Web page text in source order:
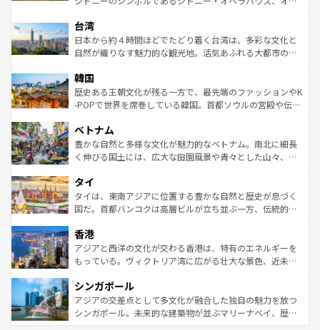
情報は
人々、おいしいローカルフードやハワイアンミュージッ
ク、伝統的なフラダンスなど、すべてがハワイの魅力を彩
っている。訪れるたびに新しい発見と感動が待っているハ
はコンテンツ一覧
リアリーフや大陸中央部にそびえるウルル（エアーズロッ
ク）、タスマニアの美しい原生林やケアンズの熱帯雨林な
ど、見どころがたくさん。また、カフェやワイン、オージ
いる。アクティビティも充実しており、サーフィンやダイ
ビング、ハイキングなど、アウトドア好きにはたまらな
い。オーストラリアの多彩な魅力を存分に味わいつくそ
参照してほしい。
台湾
日本から約４時間ほどでたどり着く台湾は、多彩な文化と
自然が織りなす魅力的な観光地。活気あふれる大都市の台
ン）、静ひつな山岳地帯である台湾東部など、都市の喧騒
と山間の静けさが共存しており、訪れる人に新しい発見と
驚きをもたらしてくれる。また、奥深い台湾の食文化も魅
容にもいいと評判のスイーツなど、バラエティ豊かな料理
が味わえる。 なお、新着の台湾情報は コンテンツ一覧を参
照してほしい。
韓国
歴史ある王朝文化が残る一方で、最先端のファッションやK
-POPで世界を席巻している韓国。首都ソウルの宮殿や伝統
き、地方に足を延ばせば四季折々の自然美を楽しむことが
できる。そして、キムチや焼肉、絶品のストリートフード
まで、さまざまな韓国料理が待っている。夜には、韓国な
リティに包まれながら、韓国の多彩な魅力を心ゆくまで味
わってみてほしい。 なお、新着の韓国情報はコンテンツ一
覧を参照してほしい。
ベトナム
豊かな自然と多様な文化が魅力的なベトナム。南北に細長
く伸びる国土には、広大な田園風景や青々とした山々、世
急速な発展と共に伝統が息づく。ハノイの古い町並みやホ
ーチミン市のフランス統治時代の建物も、独特の雰囲気を
醸し出している。また、バラエティの豊かさとおいしさで
とつ。フォーやバインミー、ベトナムコーヒーなどは、ぜ
ひ現地で味わいたい。どの地域を訪れてもあたたかい人々
が旅行者を迎えてくれるので、きっと忘れられない旅にな
参照してほしい。
タイ
タイは、東南アジアに位置する豊かな自然と歴史が息づく
国だ。首都バンコクは高層ビルが立ち並ぶ一方、伝統的な
の活気が交差している。北部ではチェンマイなどの山岳地
帯で自然と触れ合い、南部ではプーケットやクラビの美し
いビーチでリゾート気分を楽しむことができる。タイ料理
激する。気候は一年中温暖で、どの季節にも異なる楽しみ
が待っている。親しみやすいタイの人々、仏教を中心とし
た文化、そして多様な観光資源が、訪れる旅人を魅了し続
香港
アジアと西洋の文化が交わる香港は、特有のエネルギーを
もっている。ヴィクトリア湾に広がる壮大な景色、近未来
み、どこを訪れても感動するはず。観光スポットが密集し
ており、効率よく見どころを回れるのも魅力。息をのむよ
うな絶景から文化的な体験まで、香港を存分に楽しみ尽く
シンガポール
アジアの交差点として多文化が融合した独自の魅力を放つ
シンガポール。未来的な建築物が並ぶマリーナベイ、歴史